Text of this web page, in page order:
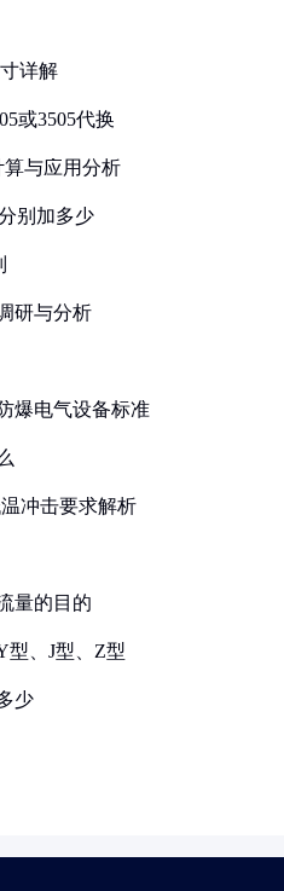
详解
或3505代换
算与应用分析
别加多少
研与分析
爆电气设备标准
冲击要求解析
量的目的
型、J型、Z型
少